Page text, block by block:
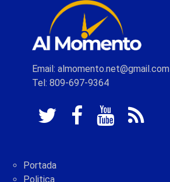
Email: almomento.net@gmail.com
Tel: 809-697-9364
Portada
Politica